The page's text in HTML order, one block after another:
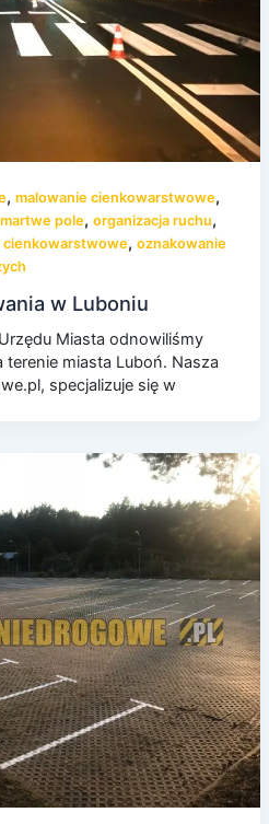
, malowanie cienkowarstwowe,
martwe pole, organizacja ruchu,
cienkowarstwowe, oznakowanie
w Luboniu
Miasta odnowiliśmy
miasta Luboń. Nasza
specjalizuje się w